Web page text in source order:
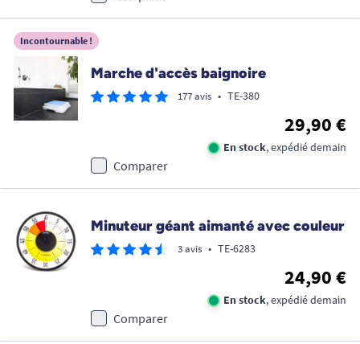
Incontournable !
Marche d'accès baignoire
177 avis • TE-380
29,90 €
En stock, expédié demain
Comparer
Minuteur géant aimanté avec couleur
3 avis • TE-6283
24,90 €
En stock, expédié demain
Comparer